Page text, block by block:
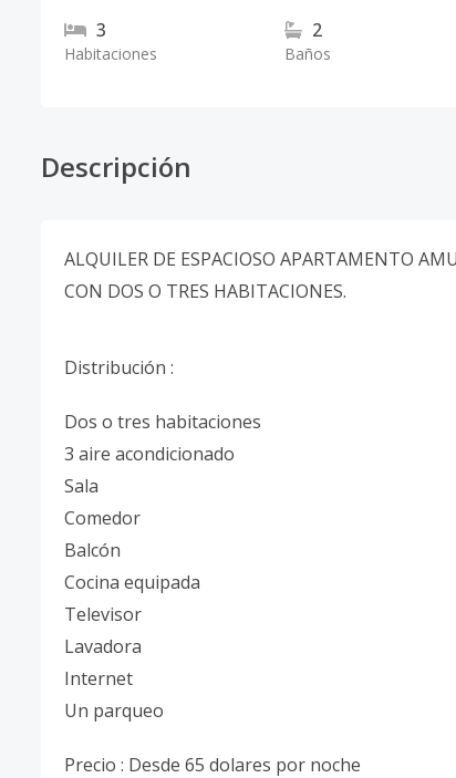
3
Habitaciones
2
Baños
Descripción
ALQUILER DE ESPACIOSO APARTAMENTO
CON DOS O TRES HABITACIONES.
Distribución :
Dos o tres habitaciones
3 aire acondicionado
Sala
Comedor
Balcón
Cocina equipada
Televisor
Lavadora
Internet
Un parqueo
Precio : Desde 65 dolares por noche